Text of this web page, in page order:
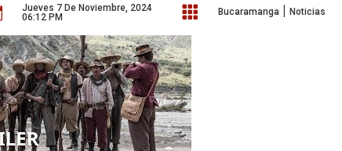
Jueves 7 De Noviembre, 2024
06:12 PM
 Bucaramanga |Noticias